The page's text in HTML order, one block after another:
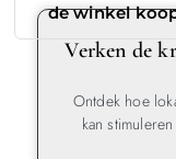
de winkel
Verken de
Ontdek hoe
kan